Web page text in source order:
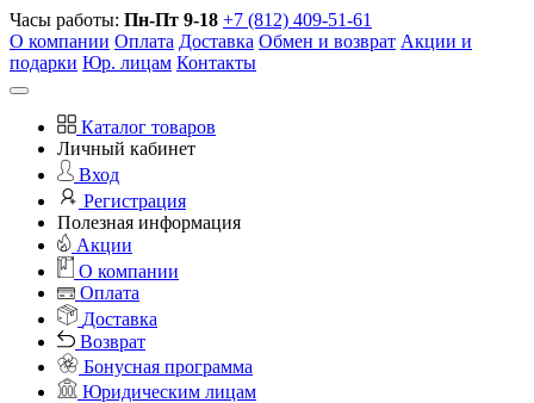
Часы работы: Пн-Пт 9-18 +7 (812) 409-51-61
О компании Оплата Доставка Обмен и возврат Акции и
подарки Юр. лицам Контакты
Каталог товаров
Личный кабинет
Вход
Регистрация
Полезная информация
Акции
О компании
Оплата
Доставка
Возврат
Бонусная программа
Юридическим лицам